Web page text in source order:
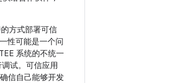
方式部署可信
性可能是一个问
系统的不统一
试。可信应用
信自己能够开发